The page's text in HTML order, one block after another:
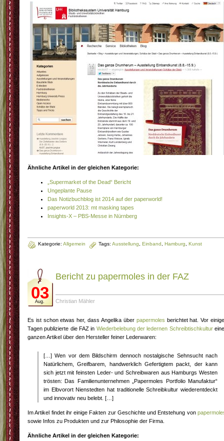
Ähnliche Artikel in der gleichen Kategorie:
„Supermarket of the Dead“ Bericht
Ungeplante Pause
Das Notizbuchblog ist 2014 auf der paperworld!
paperworld 2013: mt masking tapes
Insights-X – PBS-Messe in Nürnberg
Kategorie: Allgemein Tags: Ausstellung Einband Hamburg Kunst
03
Aug.
Bericht zu papermoles in der FAZ
Christian Mähler
Es ist schon etwas her, dass Angelika über papermoles berichtet hat. Vor
Tagen publizierte die FAZ in Wiederbelebung der ledernen Schreibtischkultur
ganzen Artikel über den Hersteller feiner Lederwaren:
[…] Wen vor dem Bildschirm dennoch nostalgische Sehnsucht nach
Natürlichem, Greifbarem, handwerklich Gefertigtem packt, der kann
sich jetzt mit feinsten Leder- und Schreibwaren aus Hamburgs Westen
trösten: Das Familienunternehmen „Papermoles Portfolio Manufaktur“
im Elbvorort Nienstedten hat traditionelle Schreibkultur wiederentdeckt
und innovativ neu belebt. […]
Im Artikel findet ihr einige Fakten zur Geschichte und Entstehung von
sowie Infos zu Produkten und zur Philosophie der Firma.
Ähnliche Artikel in der gleichen Kategorie: